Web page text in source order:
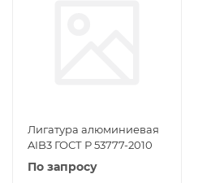
Лигатура алюминиевая
AIB3 ГОСТ Р 53777-2010
По запросу